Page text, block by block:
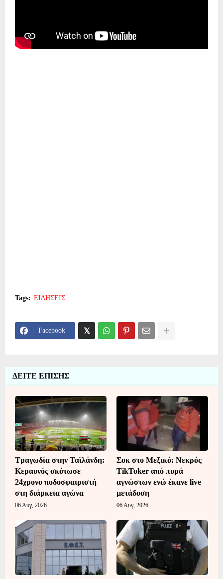
Tags: ΕΙΔΗΣΕΙΣ
Facebook
ΔΕΙΤΕ ΕΠΙΣΗΣ
Τραγωδία στην Ταϊλάνδη:
Κεραυνός σκότωσε
24χρονο ποδοσφαιριστή
στη διάρκεια αγώνα
06 Αυγ, 2026
Σοκ στο Μεξικό: Νεκρός
TikToker από πυρά
αγνώστων ενώ έκανε live
μετάδοση
06 Αυγ, 2026